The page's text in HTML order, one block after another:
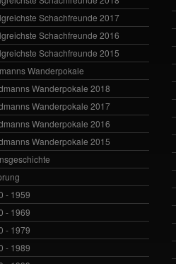
Schachfreunde 2017
Schachfreunde 2016
Schachfreunde 2015
Wanderpokale
Wanderpokale 2018
Wanderpokale 2017
Wanderpokale 2016
Wanderpokale 2015
- 1959
- 1969
- 1979
- 1989